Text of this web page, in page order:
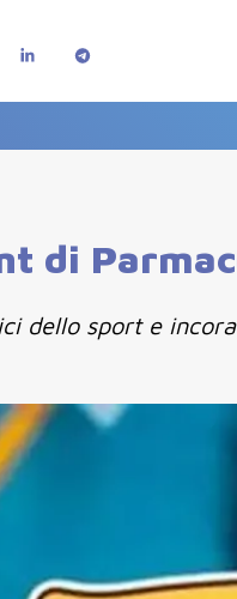
di
dello sport e